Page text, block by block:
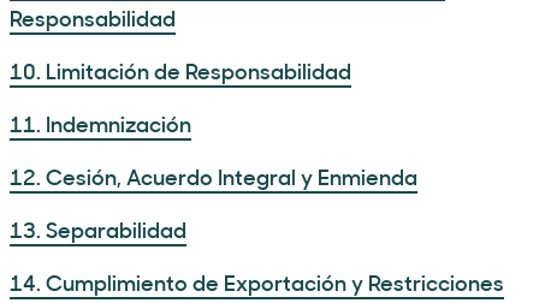
Responsabilidad
10. Limitación de Responsabilidad
11. Indemnización
12. Cesión, Acuerdo Integral y Enmienda
13. Separabilidad
14. Cumplimiento de Exportación y Restricciones